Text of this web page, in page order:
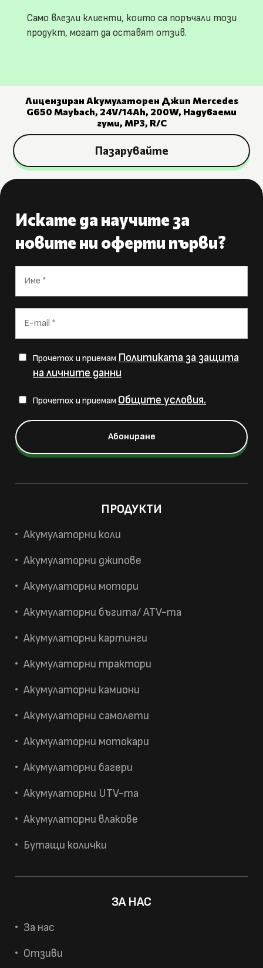
Само влезли клиенти, които са поръчали този
продукт, могат да оставят отзив.
Лицензиран Акумулаторен Джип Mercedes
G650 Maybach, 24V/14Ah, 200W, Надуваеми
гуми, МР3, R/C
Пазарувайте
Искате да научите за
новите ни оферти първи?
Прочетох и приемам Политиката за защита
на личните данни
Прочетох и приемам Общите условия.
ПРОДУКТИ
Акумулаторни коли
Акумулаторни джипове
Акумулаторни мотори
Акумулаторни бъгита/ ATV-та
Акумулаторни картинги
Акумулаторни трактори
Акумулаторни камиони
Акумулаторни самолети
Акумулаторни мотокари
Акумулаторни багери
Акумулаторни UTV-та
Акумулаторни влакове
Бутащи колички
ЗА НАС
За нас
Отзиви